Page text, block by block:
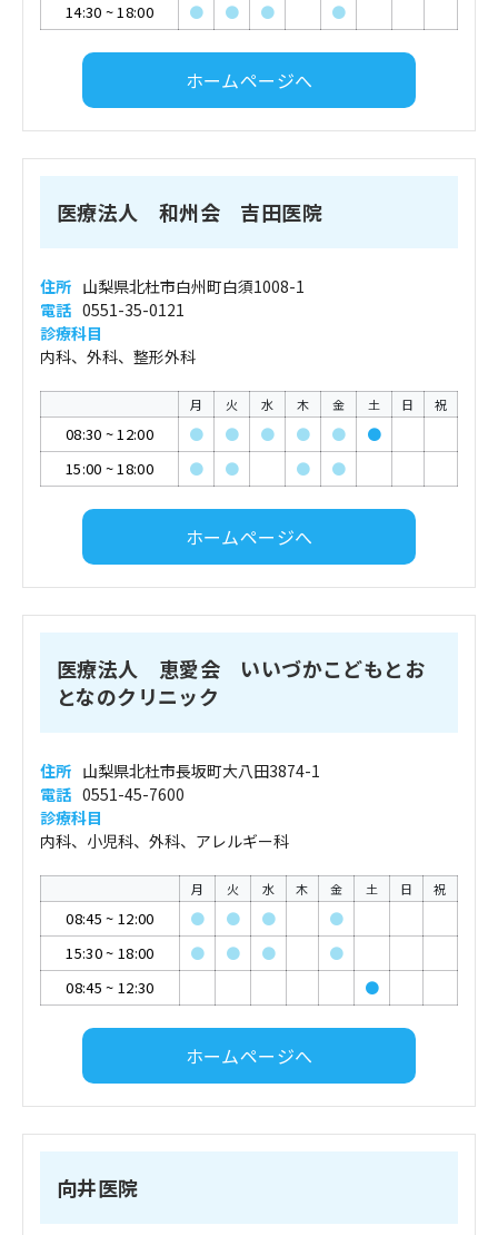
14:30 ~18:00 ● ● ● ●
ホームページへ
医療法人 和州会 吉田医院
住所 山梨県北杜市白州町白須1008-1
電話 0551-35-0121
診療科目
内科、外科、整形外科
月 火 水 木 金 土 日 祝
08:30 ~12:00 ● ● ● ● ●
●
15:00 ~18:00 ● ● ● ●
ホームページへ
医療法人 恵愛会 いいづかこどもとお
となのクリニック
住所 山梨県北杜市長坂町大八田3874-1
電話 0551-45-7600
診療科目
内科、小児科、外科、アレルギー科
月 火 水 木 金 土 日 祝
08:45 ~ 12:00 ● ● ●
●
15:30~ 18:00 ● ● ●
●
08:45 ~ 12:30 ●
ホームページへ
向井医院